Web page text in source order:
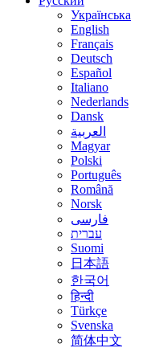
Українська
English
Français
Deutsch
Español
Italiano
Nederlands
Dansk
العربية
Magyar
Polski
Português
Română
Norsk
فارسی
עברית
Suomi
日本語
한국어
हिन्दी
Türkçe
Svenska
简体中文